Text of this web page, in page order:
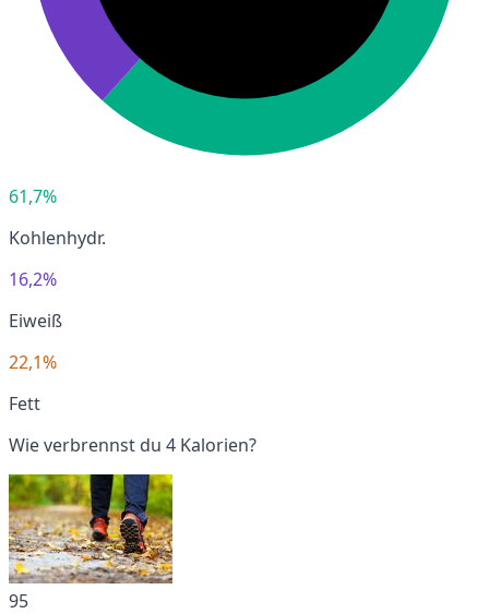
61,7%
Kohlenhydr.
16,2%
Eiweiß
22,1%
Fett
Wie verbrennst du 4 Kalorien?
95